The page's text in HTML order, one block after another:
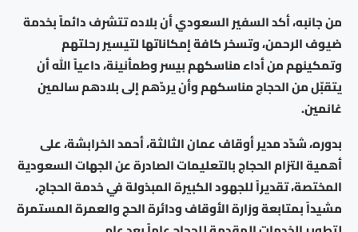
من جانبه، أكد السفير السعودي أن بلاده تتشرف دائماً بخدمة
ضيوف الرحمن، وتسخر كافة إمكاناتها لتيسير رحلتهم
وتمكينهم من أداء مناسكهم بيسر وطمأنينة، داعياً الله أن
يتقبّل من الحجاج مناسكهم وأن يردّهم إلى بلادهم سالمين
غانمين.
بدوره، شدّد مدير أوقاف عمان الثالثة، أحمد الخرابشة، على
أهمية التزام الحجاج بالتعليمات الصادرة عن الجهات السعودية
المختصة، تقديراً للجهود الكبيرة المبذولة في خدمة الحجاج،
مشيداً بمتابعة وزارة الأوقاف ودائرة الحج والعمرة المستمرة